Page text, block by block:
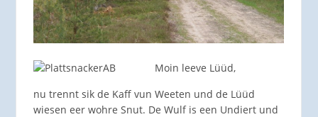
Moin leeve Lüüd,
nu trennt sik de Kaff vun Weeten und de Lüüd
wiesen eer wohre Snut. De Wulf is een Undiert und